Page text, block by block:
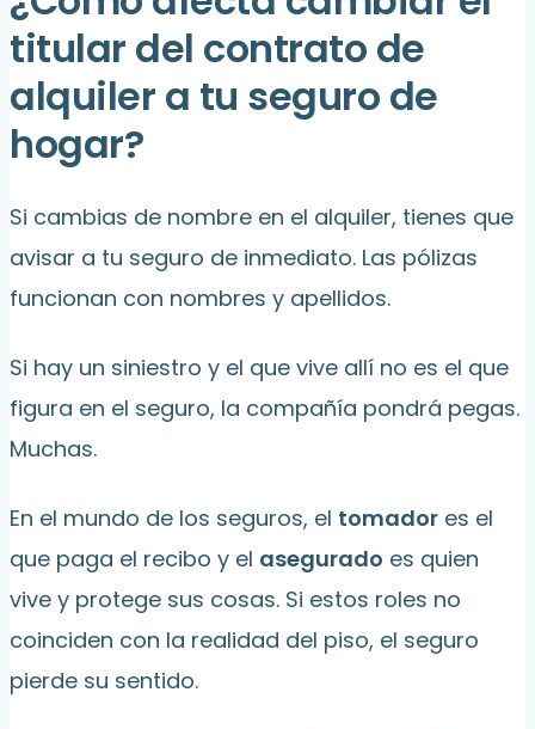
titular del contrato de
alquiler a tu seguro de
hogar?
Si cambias de nombre en el alquiler, tienes que
avisar a tu seguro de inmediato. Las pólizas
funcionan con nombres y apellidos.
Si hay un siniestro y el que vive allí no es el que
figura en el seguro, la compañía pondrá pegas.
Muchas.
En el mundo de los seguros, el tomador es el
que paga el recibo y el asegurado es quien
vive y protege sus cosas. Si estos roles no
coinciden con la realidad del piso, el seguro
pierde su sentido.